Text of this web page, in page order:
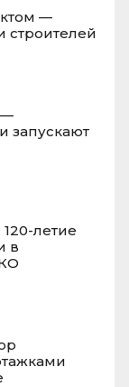
—
строителей
—
запускают
летие
в